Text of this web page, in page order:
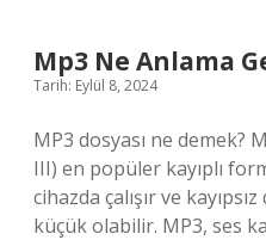
Mp3 Ne Anlama
Tarih: Eylül 8, 2024
MP3 dosyası ne demek?
III) en popüler kayıplı
cihazda çalışır ve
küçük olabilir. MP3, ses